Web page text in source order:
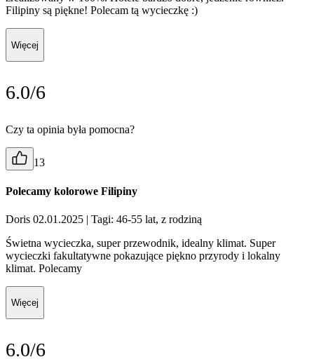
Filipiny są piękne! Polecam tą wycieczkę :)
Więcej
6.0/6
Czy ta opinia była pomocna?
13
Polecamy kolorowe Filipiny
Doris 02.01.2025 | Tagi: 46-55 lat, z rodziną
Świetna wycieczka, super przewodnik, idealny klimat. Super
wycieczki fakultatywne pokazujące piękno przyrody i lokalny
klimat. Polecamy
Więcej
6.0/6